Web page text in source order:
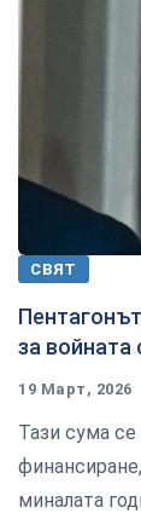
СВЯТ
за войната
19 Март, 2026
Тази сума
миналата